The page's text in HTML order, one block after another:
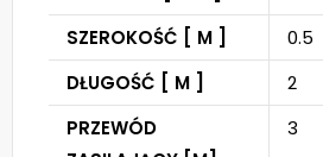
SZEROKOŚĆ [ M ]
0.5
DŁUGOŚĆ [ M ]
2
PRZEWÓD
3